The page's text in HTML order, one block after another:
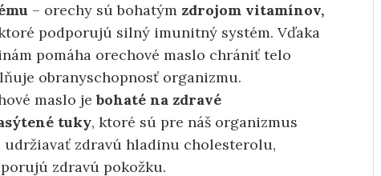
– orechy sú bohatým zdrojom vitamínov,
podporujú silný imunitný systém. Vďaka
pomáha orechové maslo chrániť telo
obranyschopnosť organizmu.
maslo jebohaté na zdravé
tuky, ktoré sú pre náš organizmus
zdravú hladinu cholesterolu,
zdravú pokožku.